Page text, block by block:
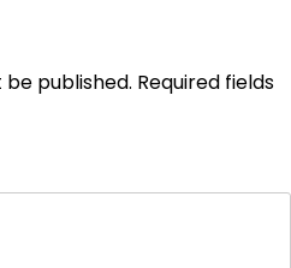
published. Required fields